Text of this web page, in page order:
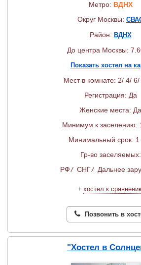
Метро: ВДНХ
Округ Москвы:
Район: ВДНХ
До центра Москвы:
Показать хостел на
Мест в комнате: 2/ 4/
Регистрация: Да
Женские места: Да
Минимум к заселению:
Минимальный срок: 1
Гр-во заселяемых:
РФ/ СНГ/ Дальнее
+ хостел к
Позвонить в
"Хостел в